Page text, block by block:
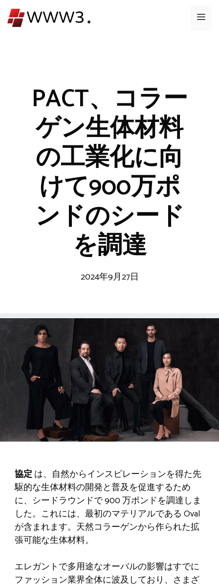
ン
メ
PACT、コラー
ゲン生体材料
の工業化に向
けて900万ポ
ンドのシード
を調達
2024年9月27日
協定は、自然からインスピレーションを得た先
駆的な生体材料の開発と普及を促進するため
に、シードラウンドで 900 万ポンドを調達しま
した。これには、最初のマテリアルである Oval
が含まれます。天然コラーゲンから作られた拡
張可能な生体材料。
エレガントで多用途なオーバルの影響はすでに
ファッション業界全体に波及しており、さまざ